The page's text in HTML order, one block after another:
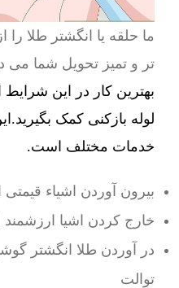
ما حلقه یا انگشتر طلا را
تر و تمیز تحویل شما می
بهترین کار در این
لوله بازکنی کمک
خدمات مختلف است.
بیرون آوردن اشیاء
خارج کردن اشیا
در آوردن طلا انگشتر
توالت